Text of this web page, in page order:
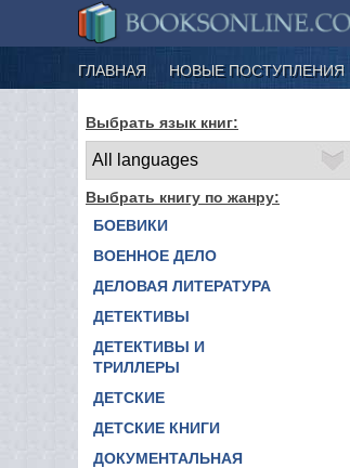
ГЛАВНАЯ НОВЫЕ ПОСТУПЛЕНИЯ
Выбрать язык книг:
Выбрать книгу по жанру:
БОЕВИКИ
ВОЕННОЕ ДЕЛО
ДЕЛОВАЯ ЛИТЕРАТУРА
ДЕТЕКТИВЫ
ДЕТЕКТИВЫ И
ТРИЛЛЕРЫ
ДЕТСКИЕ
ДЕТСКИЕ КНИГИ
ДОКУМЕНТАЛЬНАЯ